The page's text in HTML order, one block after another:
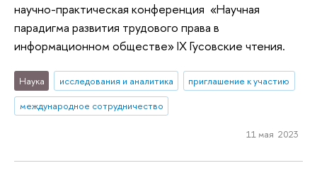
научно-практическая конференция «Научная
парадигма развития трудового права в
информационном обществе» IX Гусовские чтения.
Наука исследования и аналитика
приглашение к участию
международное сотрудничество
11 мая 2023